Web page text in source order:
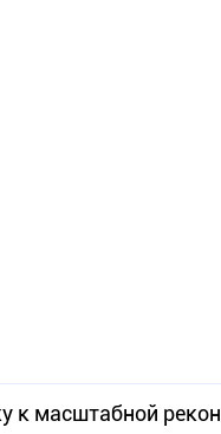
к масштабной